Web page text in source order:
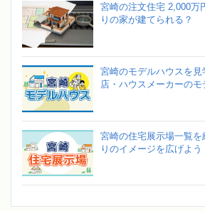
宮崎の注文住宅 2,000万
りの家が建てられる？
宮崎のモデルハウスを
店・ハウスメーカーの
宮崎の住宅展示場一覧を
りのイメージを広げよう